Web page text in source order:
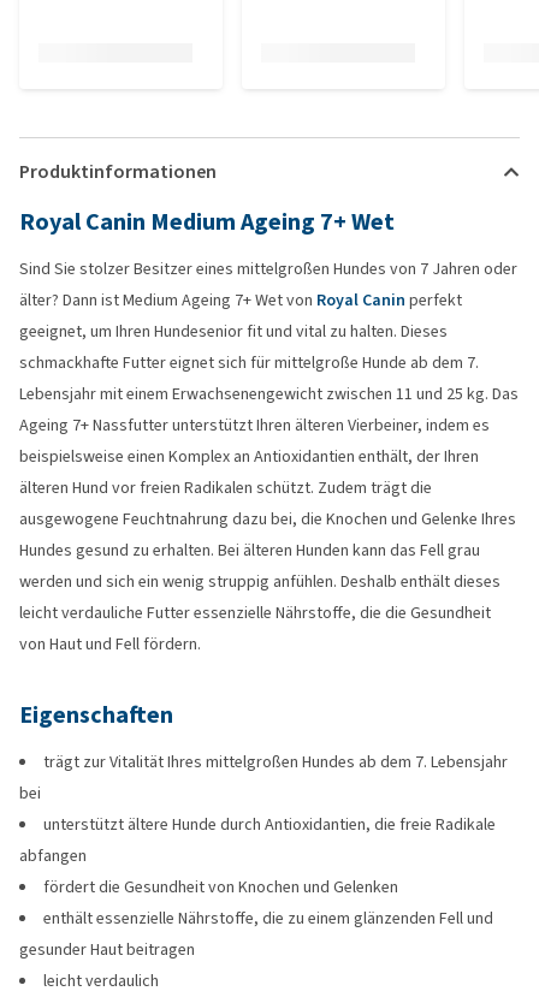
Produktinformationen
Royal Canin Medium Ageing 7+ Wet
Sind Sie stolzer Besitzer eines mittelgroßen Hundes von 7 Jahren oder
älter? Dann ist Medium Ageing 7+ Wet von Royal Canin perfekt
geeignet, um Ihren Hundesenior fit und vital zu halten. Dieses
schmackhafte Futter eignet sich für mittelgroße Hunde ab dem 7.
Lebensjahr mit einem Erwachsenengewicht zwischen 11 und 25 kg. Das
Ageing 7+ Nassfutter unterstützt Ihren älteren Vierbeiner, indem es
beispielsweise einen Komplex an Antioxidantien enthält, der Ihren
älteren Hund vor freien Radikalen schützt. Zudem trägt die
ausgewogene Feuchtnahrung dazu bei, die Knochen und Gelenke Ihres
Hundes gesund zu erhalten. Bei älteren Hunden kann das Fell grau
werden und sich ein wenig struppig anfühlen. Deshalb enthält dieses
leicht verdauliche Futter essenzielle Nährstoffe, die die Gesundheit
von Haut und Fell fördern.
Eigenschaften
trägt zur Vitalität Ihres mittelgroßen Hundes ab dem 7. Lebensjahr
bei
unterstützt ältere Hunde durch Antioxidantien, die freie Radikale
abfangen
fördert die Gesundheit von Knochen und Gelenken
enthält essenzielle Nährstoffe, die zu einem glänzenden Fell und
gesunder Haut beitragen
leicht verdaulich